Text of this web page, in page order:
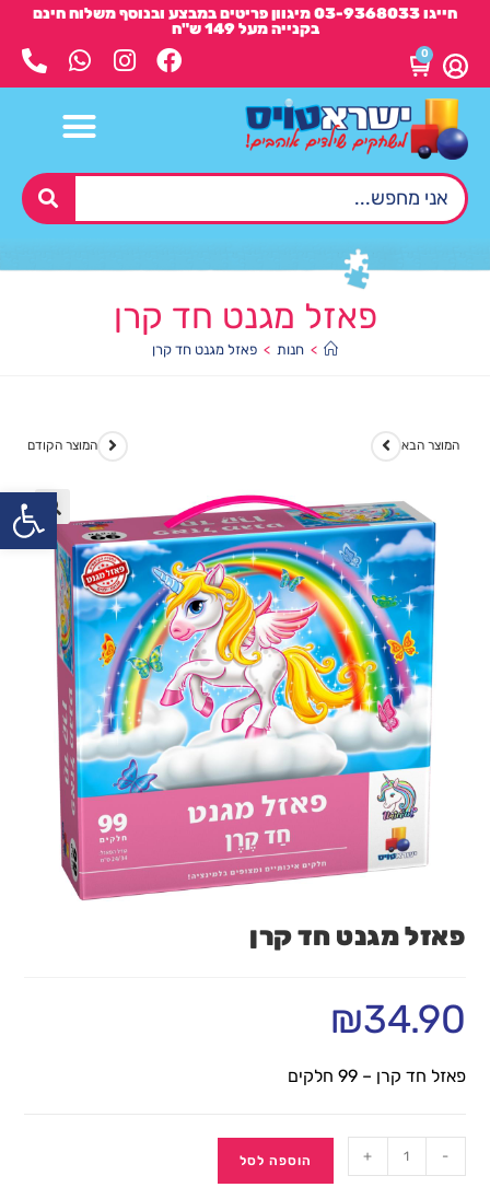
חייגו 03-9368033 מיגוון פריטים במבצע ובנוסף משלוח חינם
בקנייה מעל 149 ש"ח
0
פאזל מגנט חד קרן
> חנות > פאזל מגנט חד קרן
המוצר הקודם המוצר הבא
פאזל מגנט חד קרן
₪34.90
פאזל חד קרן – 99 חלקים
-
+ הוספה לסל